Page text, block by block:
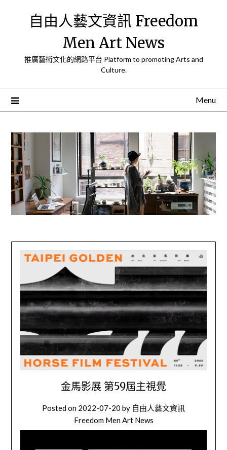
自由人藝文資訊 Freedom
Men Art News
推廣藝術文化的網路平台 Platform to promoting Arts and
Culture.
Menu
金馬影展 第59屆主視覺
Posted on 2022-07-20 by 自由人藝文資訊
Freedom Men Art News